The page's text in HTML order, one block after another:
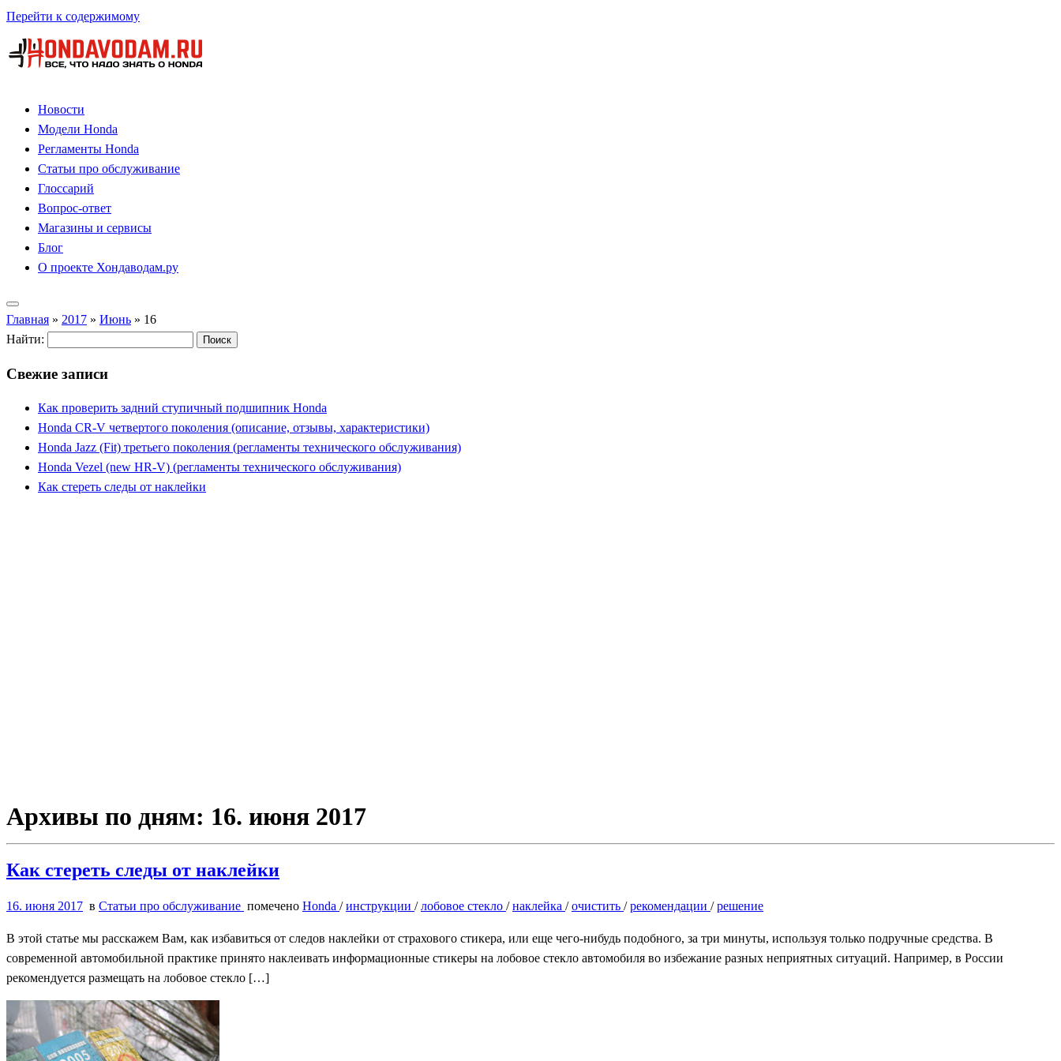
Перейти к содержимому
Новости
Модели Honda
Регламенты Honda
Статьи про обслуживание
Глоссарий
Вопрос-ответ
Магазины и сервисы
Блог
О проекте Хондаводам.ру
Главная » 2017 » Июнь » 16
Найти:
Свежие записи
Как проверить задний ступичный подшипник Honda
Honda CR-V четвертого поколения (описание, отзывы, характеристики)
Honda Jazz (Fit) третьего поколения (регламенты технического обслуживания)
Honda Vezel (new HR-V) (регламенты технического обслуживания)
Как стереть следы от наклейки
Архивы по дням: 16. июня 2017
Как стереть следы от наклейки
16. июня 2017 в Статьи про обслуживание помечено Honda /инструкции /лобовое стекло /наклейка /очистить /рекомендации /решение
В этой статье мы расскажем Вам, как избавиться от следов наклейки от страхового стикера, или еще чего-нибудь подобного, за три минуты, используя только подручные средства. В
современной автомобильной практике принято наклеивать информационные стикеры на лобовое стекло автомобиля во избежание разных неприятных ситуаций. Например, в России
рекомендуется размещать на лобовое стекло […]